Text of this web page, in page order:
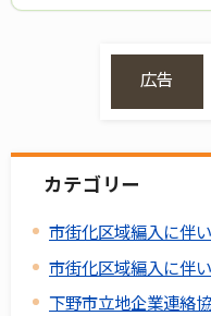
広告
カテゴリー
市街化区域編入に伴
市街化区域編入に伴
下野市立地企業連絡